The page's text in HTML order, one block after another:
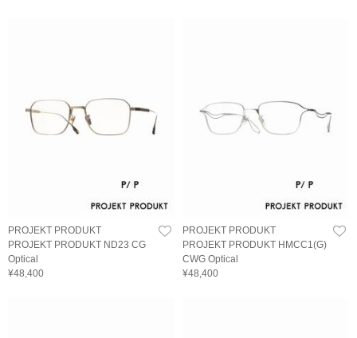
PROJEKT PRODUKT
PROJEKT PRODUKT ND23 CG
Optical
¥48,400
PROJEKT PRODUKT
PROJEKT PRODUKT HMCC1(G)
CWG Optical
¥48,400